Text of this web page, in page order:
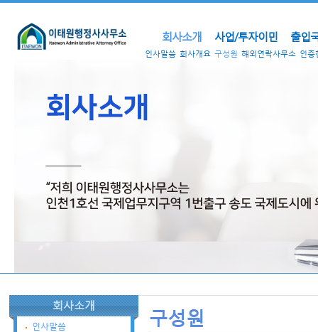
회사소개 사업/투자이민 출입
인사말씀 회사개요 구성원 해외연락사무소 인증
회사소개
인사말씀
구성원